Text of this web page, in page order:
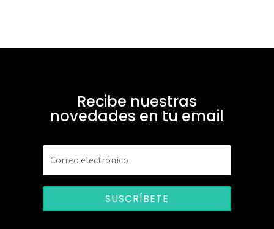
Recibe nuestras
novedades en tu email
SUSCRÍBETE